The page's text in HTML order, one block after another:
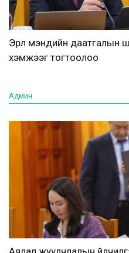
Эрүүл мэндийн
хэмжээг тогтоолоо
Админ